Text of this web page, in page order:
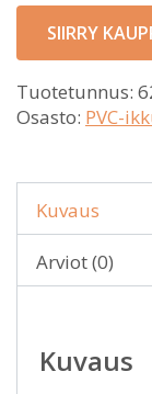
SIIRRY
Tuotetunnus:
Osasto: PVC-
Kuvaus
Arviot (0)
Kuvaus